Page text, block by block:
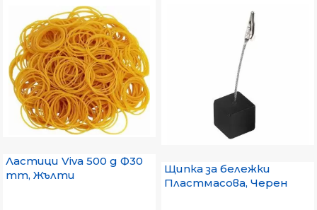
Ластици Viva 500 g Ф30
mm, Жълти
Щипка за бележки
Пластмасова, Черен